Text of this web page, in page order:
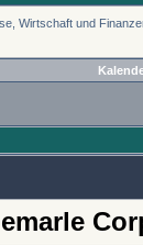
Wirtschaft und